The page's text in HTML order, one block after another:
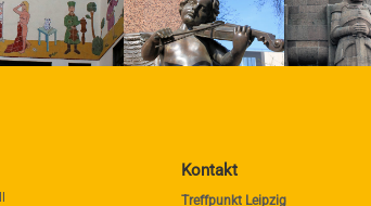
Kontakt
Treffpunkt Leipzig